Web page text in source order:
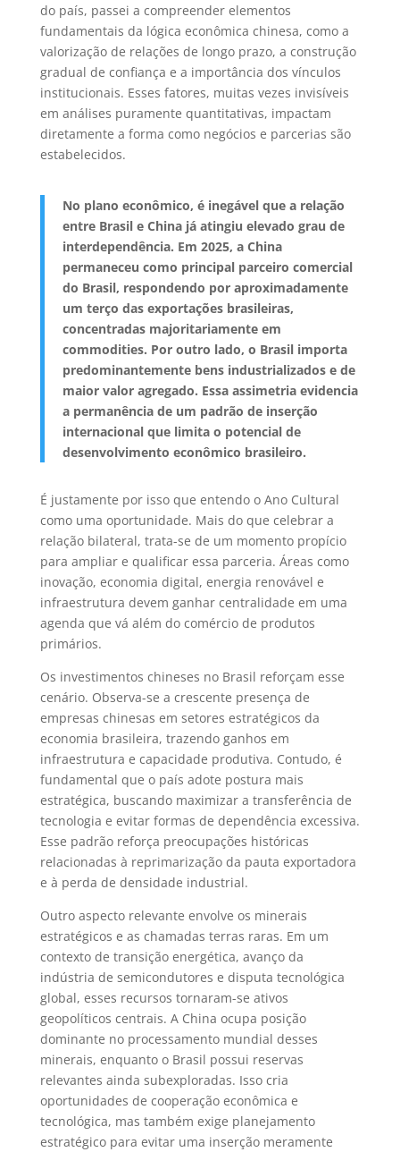
do país, passei a compreender elementos
fundamentais da lógica econômica chinesa, como a
valorização de relações de longo prazo, a construção
gradual de confiança e a importância dos vínculos
institucionais. Esses fatores, muitas vezes invisíveis
em análises puramente quantitativas, impactam
diretamente a forma como negócios e parcerias são
estabelecidos.
No plano econômico, é inegável que a relação
entre Brasil e China já atingiu elevado grau de
interdependência. Em 2025, a China
permaneceu como principal parceiro comercial
do Brasil, respondendo por aproximadamente
um terço das exportações brasileiras,
concentradas majoritariamente em
commodities. Por outro lado, o Brasil importa
predominantemente bens industrializados e de
maior valor agregado. Essa assimetria evidencia
a permanência de um padrão de inserção
internacional que limita o potencial de
desenvolvimento econômico brasileiro.
É justamente por isso que entendo o Ano Cultural
como uma oportunidade. Mais do que celebrar a
relação bilateral, trata-se de um momento propício
para ampliar e qualificar essa parceria. Áreas como
inovação, economia digital, energia renovável e
infraestrutura devem ganhar centralidade em uma
agenda que vá além do comércio de produtos
primários.
Os investimentos chineses no Brasil reforçam esse
cenário. Observa-se a crescente presença de
empresas chinesas em setores estratégicos da
economia brasileira, trazendo ganhos em
infraestrutura e capacidade produtiva. Contudo, é
fundamental que o país adote postura mais
estratégica, buscando maximizar a transferência de
tecnologia e evitar formas de dependência excessiva.
Esse padrão reforça preocupações históricas
relacionadas à reprimarização da pauta exportadora
e à perda de densidade industrial.
Outro aspecto relevante envolve os minerais
estratégicos e as chamadas terras raras. Em um
contexto de transição energética, avanço da
indústria de semicondutores e disputa tecnológica
global, esses recursos tornaram-se ativos
geopolíticos centrais. A China ocupa posição
dominante no processamento mundial desses
minerais, enquanto o Brasil possui reservas
relevantes ainda subexploradas. Isso cria
oportunidades de cooperação econômica e
tecnológica, mas também exige planejamento
estratégico para evitar uma inserção meramente